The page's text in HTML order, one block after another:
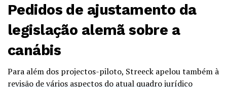
Pedidos de ajustamento da
legislação alemã sobre a
canábis
Para além dos projectos-piloto, Streeck apelou também à
revisão de vários aspectos do atual quadro jurídico